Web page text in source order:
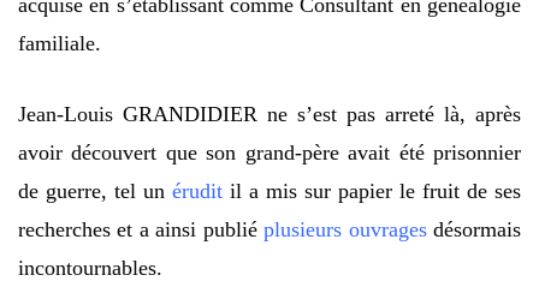
acquise en s’établissant comme Consultant en généalogie
familiale.
Jean-Louis GRANDIDIER ne s’est pas arreté là, après
avoir découvert que son grand-père avait été prisonnier
de guerre, tel un érudit il a mis sur papier le fruit de ses
recherches et a ainsi publiéplusieurs ouvragesdésormais
incontournables.